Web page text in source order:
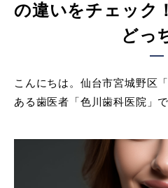
の違いをチェック
どっ
こんにちは。仙台市宮城野区
ある歯医者「色川歯科医院」で